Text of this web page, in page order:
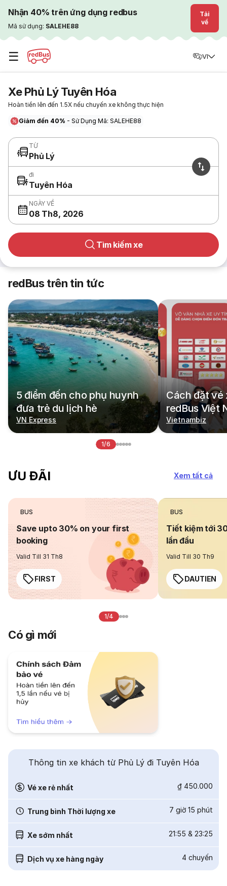
Nhận 40% trên ứng dụng redbus
Mã sử dụng: SALEHE88
Tải
về
☰ VI
Xe Phủ Lý Tuyên Hóa
Hoàn tiền lên đến 1.5X nếu chuyến xe không thực hiện
Giảm đến 40% - Sử Dụng Mã: SALEHE88
TỪ
Phủ Lý
đi
Tuyên Hóa
NGÀY VỀ
08 Th8, 2026
Tìm kiếm xe
redBus trên tin tức
5 điểm đến cho phụ huynh
đưa trẻ du lịch hè
VN Express
Cách đặt vé
redBus Việt
Vietnambiz
1/6
ƯU ĐÃI Xem tất cả
BUS
Save upto 30% on your first
booking
Valid Till 31 Th8
FIRST
BUS
Tiết kiệm tới
lần đầu
Valid Till 30 Th9
DAUTIEN
1/4
Có gì mới
Thông tin xe khách từ Phủ Lý đi Tuyên Hóa
Vé xe rẻ nhất ₫ 450.000
Trung bình Thời lượng xe 7 giờ 15 phút
Xe sớm nhất 21:55 & 23:25
Dịch vụ xe hàng ngày 4 chuyến